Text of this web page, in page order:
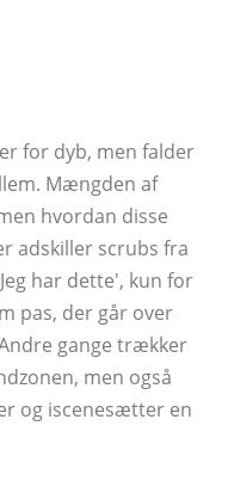
for dyb, men falder
Mængden af
hvordan disse
adskiller scrubs fra
har dette', kun for
pas, der går over
gange trækker
men også
og iscenesætter en